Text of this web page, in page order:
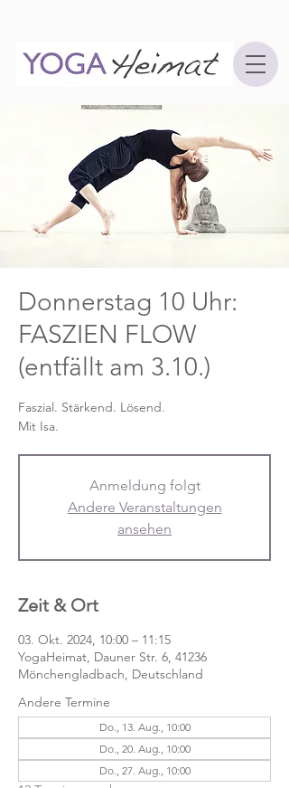
Donnerstag 10 Uhr:
FASZIEN FLOW
(entfällt am 3.10.)
Faszial. Stärkend. Lösend.
Mit Isa.
Anmeldung folgt
Andere Veranstaltungen
ansehen
Zeit & Ort
03. Okt. 2024, 10:00 – 11:15
YogaHeimat, Dauner Str. 6, 41236
Mönchengladbach, Deutschland
Andere Termine
Do., 13. Aug., 10:00
Do., 20. Aug., 10:00
Do., 27. Aug., 10:00